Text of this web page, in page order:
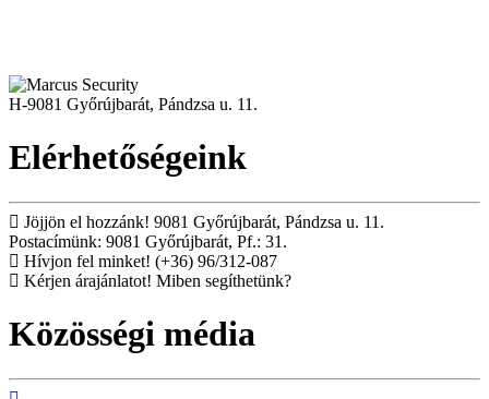
H-9081 Győrújbarát, Pándzsa u. 11.
Elérhetőségeink
Jöjjön el hozzánk! 9081 Győrújbarát, Pándzsa u. 11.
Postacímünk: 9081 Győrújbarát, Pf.: 31.
Hívjon fel minket! (+36) 96/312-087
Kérjen árajánlatot! Miben segíthetünk?
Közösségi média